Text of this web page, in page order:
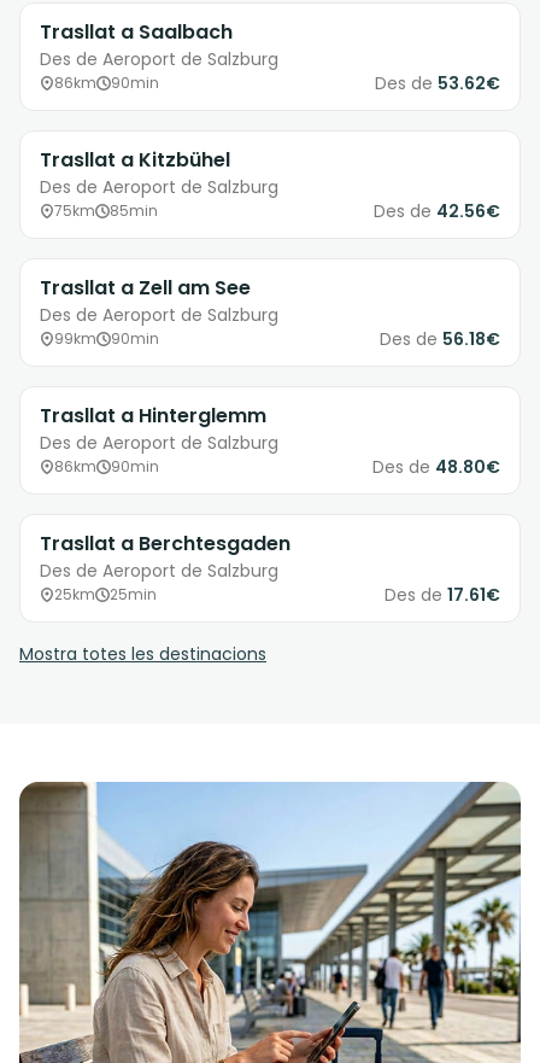
Trasllat a Saalbach
Des de Aeroport de Salzburg
86km 90min Des de 53.62€
Trasllat a Kitzbühel
Des de Aeroport de Salzburg
75km 85min Des de 42.56€
Trasllat a Zell am See
Des de Aeroport de Salzburg
99km 90min Des de 56.18€
Trasllat a Hinterglemm
Des de Aeroport de Salzburg
86km 90min Des de 48.80€
Trasllat a Berchtesgaden
Des de Aeroport de Salzburg
25km 25min Des de 17.61€
Mostra totes les destinacions